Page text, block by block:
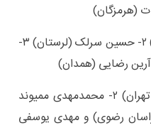
(هرمزگان)
۶۵ کیلوگرم: ۱- علی خرمدل (تهران) ۲- حسین سرلک (لرستان) ۳-
رضایی (همدان)
۷۰ کیلوگرم: ۱- علی کرمپور (توابع تهران) ۲- محمدمهدی ممیوند
(خراسان رضوی) و مهدی یوسفی